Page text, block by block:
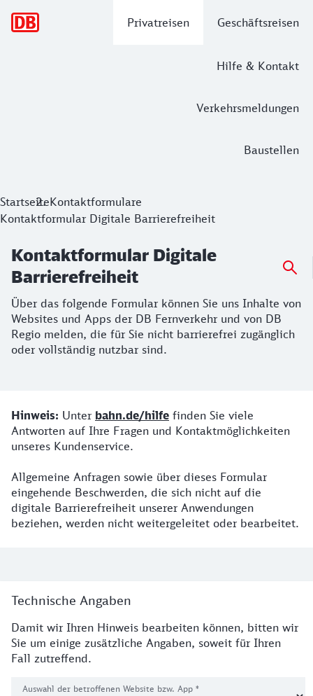
Privatreisen Geschäftsreisen
Hilfe & Kontakt
Verkehrsmeldungen
Baustellen
Kontaktformular Digitale
Über das folgende Formular können Sie uns Inhalte von
StartseiteKontaktformulare
Kontaktformular Digitale Barrierefreiheit
Kontaktformular Digitale
Barrierefreiheit
Über das folgende Formular können Sie uns Inhalte von
Websites und Apps der DB Fernverkehr und von DB
Regio melden, die für Sie nicht barrierefrei zugänglich
oder vollständig nutzbar sind.
Hinweis
Hinweis: Unter bahn.de/hilfe finden Sie viele
Antworten auf Ihre Fragen und Kontaktmöglichkeiten
unseres Kundenservice.
Allgemeine Anfragen sowie über dieses Formular
eingehende Beschwerden, die sich nicht auf die
digitale Barrierefreiheit unserer Anwendungen
beziehen, werden nicht weitergeleitet oder bearbeitet.
Technische Angaben
Damit wir Ihren Hinweis bearbeiten können, bitten wir
Sie um einige zusätzliche Angaben, soweit für Ihren
Fall zutreffend.
Auswahl der betroffenen Website bzw. App *